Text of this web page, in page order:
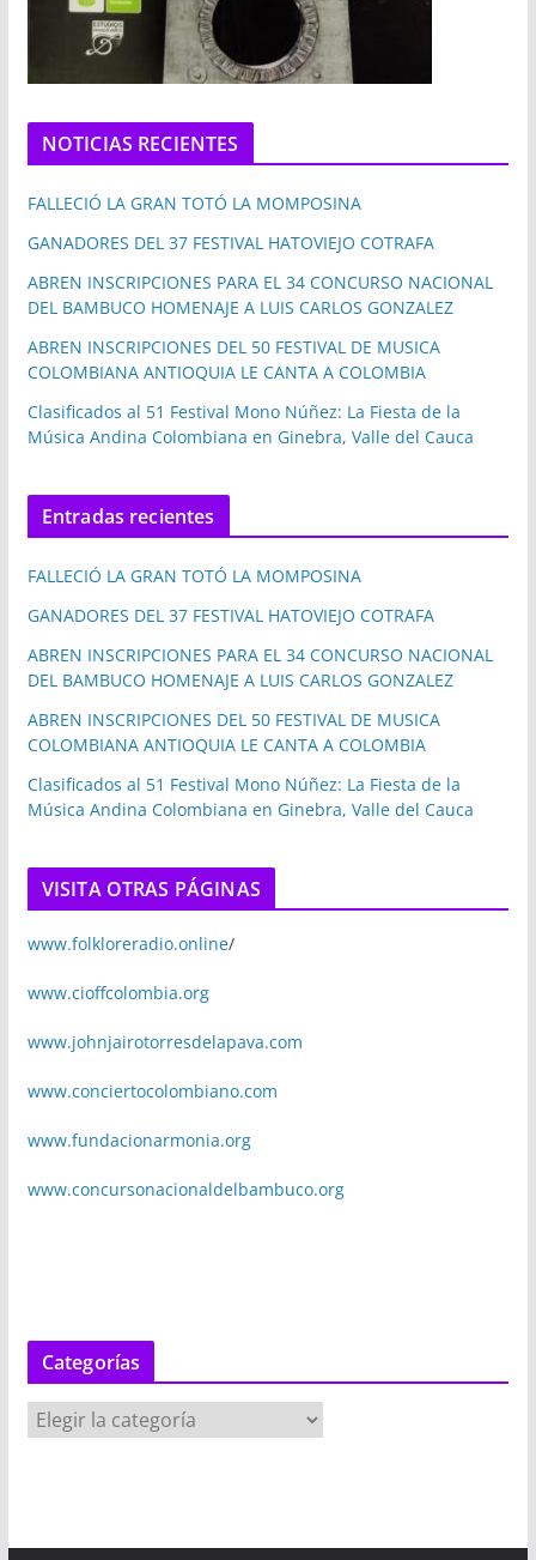
NOTICIAS RECIENTES
FALLECIÓ LA GRAN TOTÓ LA MOMPOSINA
GANADORES DEL 37 FESTIVAL HATOVIEJO COTRAFA
ABREN INSCRIPCIONES PARA EL 34 CONCURSO NACIONAL
DEL BAMBUCO HOMENAJE A LUIS CARLOS GONZALEZ
ABREN INSCRIPCIONES DEL 50 FESTIVAL DE MUSICA
COLOMBIANA ANTIOQUIA LE CANTA A COLOMBIA
Clasificados al 51 Festival Mono Núñez: La Fiesta de la
Música Andina Colombiana en Ginebra, Valle del Cauca
Entradas recientes
FALLECIÓ LA GRAN TOTÓ LA MOMPOSINA
GANADORES DEL 37 FESTIVAL HATOVIEJO COTRAFA
ABREN INSCRIPCIONES PARA EL 34 CONCURSO NACIONAL
DEL BAMBUCO HOMENAJE A LUIS CARLOS GONZALEZ
ABREN INSCRIPCIONES DEL 50 FESTIVAL DE MUSICA
COLOMBIANA ANTIOQUIA LE CANTA A COLOMBIA
Clasificados al 51 Festival Mono Núñez: La Fiesta de la
Música Andina Colombiana en Ginebra, Valle del Cauca
VISITA OTRAS PÁGINAS
www.folkloreradio.online/
www.cioffcolombia.org
www.johnjairotorresdelapava.com
www.conciertocolombiano.com
www.fundacionarmonia.org
www.concursonacionaldelbambuco.org
Categorías